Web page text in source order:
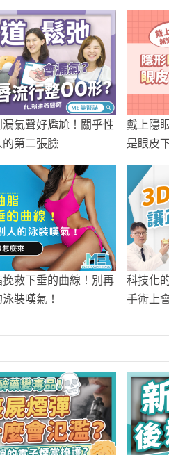
氣聲好尷尬！關乎性
第二張臉
戴上隱
是眼皮
救下垂的曲線！別再
裝嘆氣！
科技化
手術上